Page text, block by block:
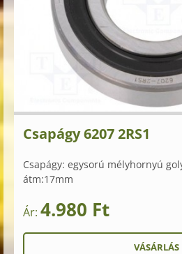
Csapágy 6207 2RS1
Csapágy: egysorú mélyhornyú
átm:17mm
Ár: 4.980 Ft